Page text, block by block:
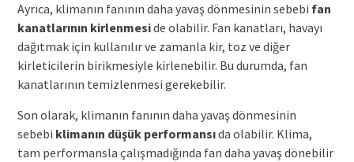
Ayrıca, klimanın fanının daha yavaş dönmesinin sebebi fan
kanatlarının kirlenmeside olabilir. Fan kanatları, havayı
dağıtmak için kullanılır ve zamanla kir, toz ve diğer
kirleticilerin birikmesiyle kirlenebilir. Bu durumda, fan
kanatlarının temizlenmesi gerekebilir.
Son olarak, klimanın fanının daha yavaş dönmesinin
sebebi klimanın düşük performansıda olabilir. Klima,
tam performansla çalışmadığında fan daha yavaş dönebilir